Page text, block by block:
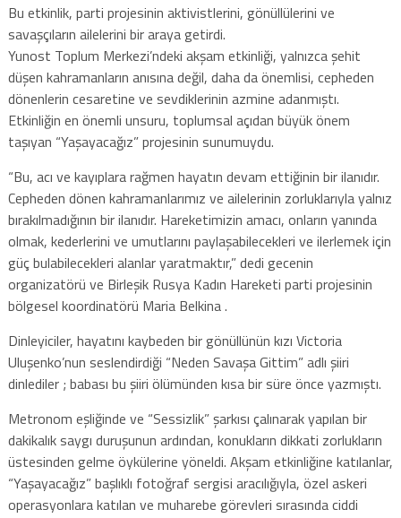
Bu etkinlik, parti projesinin aktivistlerini, gönüllülerini ve
savaşçıların ailelerini bir araya getirdi.
Yunost Toplum Merkezi’ndeki akşam etkinliği, yalnızca şehit
düşen kahramanların anısına değil, daha da önemlisi, cepheden
dönenlerin cesaretine ve sevdiklerinin azmine adanmıştı.
Etkinliğin en önemli unsuru, toplumsal açıdan büyük önem
taşıyan “Yaşayacağız” projesinin sunumuydu.
“Bu, acı ve kayıplara rağmen hayatın devam ettiğinin bir ilanıdır.
Cepheden dönen kahramanlarımız ve ailelerinin zorluklarıyla yalnız
bırakılmadığının bir ilanıdır. Hareketimizin amacı, onların yanında
olmak, kederlerini ve umutlarını paylaşabilecekleri ve ilerlemek için
güç bulabilecekleri alanlar yaratmaktır,” dedi gecenin
organizatörü ve Birleşik Rusya Kadın Hareketi parti projesinin
bölgesel koordinatörü Maria Belkina .
Dinleyiciler, hayatını kaybeden bir gönüllünün kızı Victoria
Uluşenko’nun seslendirdiği “Neden Savaşa Gittim” adlı şiiri
dinlediler ; babası bu şiiri ölümünden kısa bir süre önce yazmıştı.
Metronom eşliğinde ve “Sessizlik” şarkısı çalınarak yapılan bir
dakikalık saygı duruşunun ardından, konukların dikkati zorlukların
üstesinden gelme öykülerine yöneldi. Akşam etkinliğine katılanlar,
“Yaşayacağız” başlıklı fotoğraf sergisi aracılığıyla, özel askeri
operasyonlara katılan ve muharebe görevleri sırasında ciddi